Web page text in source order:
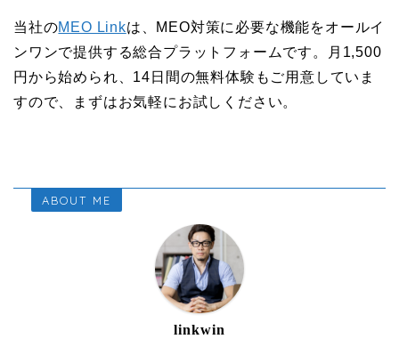
当社のMEO Linkは、MEO対策に必要な機能をオールイ
ンワンで提供する総合プラットフォームです。月1,500
円から始められ、14日間の無料体験もご用意していま
すので、まずはお気軽にお試しください。
ABOUT ME
linkwin